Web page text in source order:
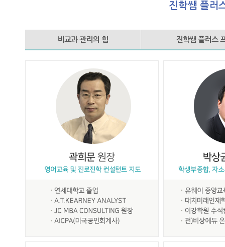
진학쌤 플러
비교과 관리의 힘 진학쌤 플러스